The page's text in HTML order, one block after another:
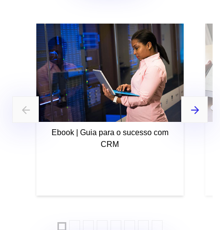
Ebook | Guia para o sucesso com
CRM